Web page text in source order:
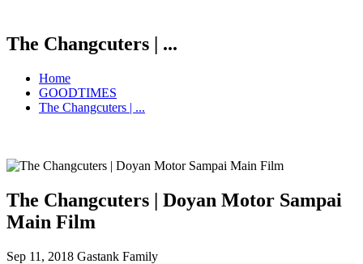
The Changcuters | ...
Home
GOODTIMES
The Changcuters | ...
The Changcuters | Doyan Motor Sampai
Main Film
Sep 11, 2018 Gastank Family